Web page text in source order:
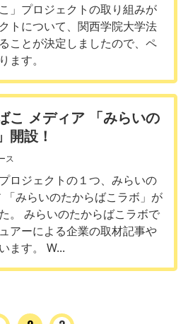
」プロジェクトの取り組みが
トについて、関西学院大学法
ことが決定しましたので、ペ
ます。
こ メディア 「みらいの
開設！
ス
ロジェクトの１つ、みらいの
みらいのたからばこラボ」が
。 みらいのたからばこラボで
アーによる企業の取材記事や
ます。 W...